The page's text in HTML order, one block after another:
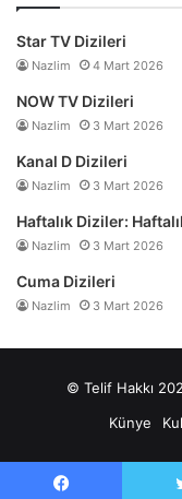
Star TV Dizileri
Nazlim 4 Mart 2026
NOW TV Dizileri
Nazlim 3 Mart 2026
Kanal D Dizileri
Nazlim 3 Mart 2026
Haftalık Diziler:
Nazlim 3 Mart 2026
Cuma Dizileri
Nazlim 3 Mart 2026
© Telif Hakkı
Künye